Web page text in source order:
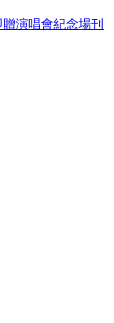
演唱會紀念場刊